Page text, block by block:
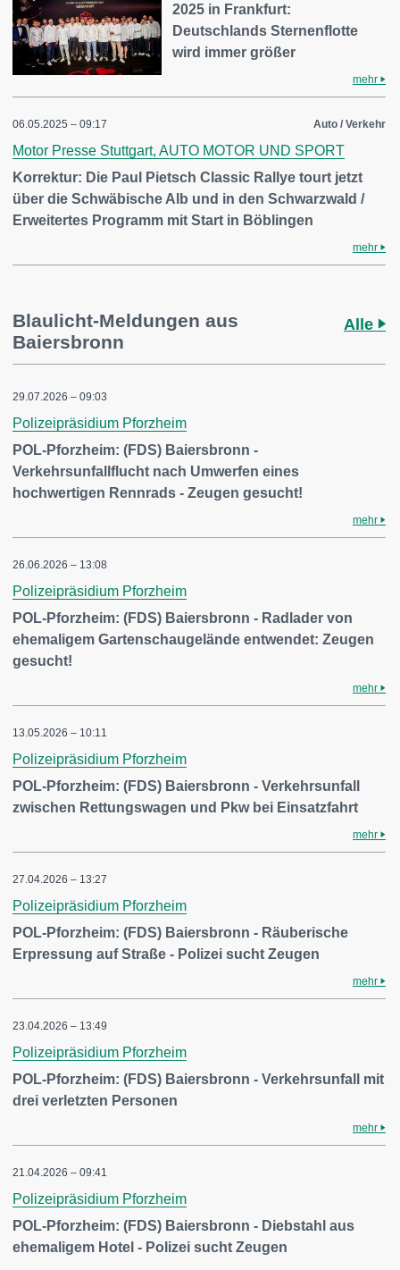
2025 in Frankfurt:
Deutschlands Sternenflotte
wird immer größer
mehr
06.05.2025 – 09:17 Auto / Verkehr
Motor Presse Stuttgart, AUTO MOTOR UND SPORT
Korrektur: Die Paul Pietsch Classic Rallye tourt jetzt
über die Schwäbische Alb und in den Schwarzwald /
Erweitertes Programm mit Start in Böblingen
mehr
Blaulicht-Meldungen aus
Baiersbronn
Alle
29.07.2026 – 09:03
Polizeipräsidium Pforzheim
POL-Pforzheim: (FDS) Baiersbronn -
Verkehrsunfallflucht nach Umwerfen eines
hochwertigen Rennrads - Zeugen gesucht!
mehr
26.06.2026 – 13:08
Polizeipräsidium Pforzheim
POL-Pforzheim: (FDS) Baiersbronn - Radlader von
ehemaligem Gartenschaugelände entwendet: Zeugen
gesucht!
mehr
13.05.2026 – 10:11
Polizeipräsidium Pforzheim
POL-Pforzheim: (FDS) Baiersbronn - Verkehrsunfall
zwischen Rettungswagen und Pkw bei Einsatzfahrt
mehr
27.04.2026 – 13:27
Polizeipräsidium Pforzheim
POL-Pforzheim: (FDS) Baiersbronn - Räuberische
Erpressung auf Straße - Polizei sucht Zeugen
mehr
23.04.2026 – 13:49
Polizeipräsidium Pforzheim
POL-Pforzheim: (FDS) Baiersbronn - Verkehrsunfall mit
drei verletzten Personen
mehr
21.04.2026 – 09:41
Polizeipräsidium Pforzheim
POL-Pforzheim: (FDS) Baiersbronn - Diebstahl aus
ehemaligem Hotel - Polizei sucht Zeugen